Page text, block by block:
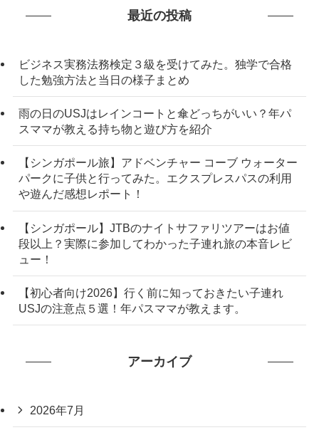
最近の投稿
ビジネス実務法務検定３級を受けてみた。独学で合格
した勉強方法と当日の様子まとめ
雨の日のUSJはレインコートと傘どっちがいい？年パ
スママが教える持ち物と遊び方を紹介
【シンガポール旅】アドベンチャー コーブ ウォーター
パークに子供と行ってみた。エクスプレスパスの利用
や遊んだ感想レポート！
【シンガポール】JTBのナイトサファリツアーはお値
段以上？実際に参加してわかった子連れ旅の本音レビ
ュー！
【初心者向け2026】行く前に知っておきたい子連れ
USJの注意点５選！年パスママが教えます。
アーカイブ
2026年7月